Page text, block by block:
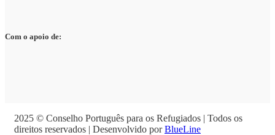
Com o apoio de:
2025 © Conselho Português para os Refugiados | Todos os
direitos reservados | Desenvolvido porBlueLine